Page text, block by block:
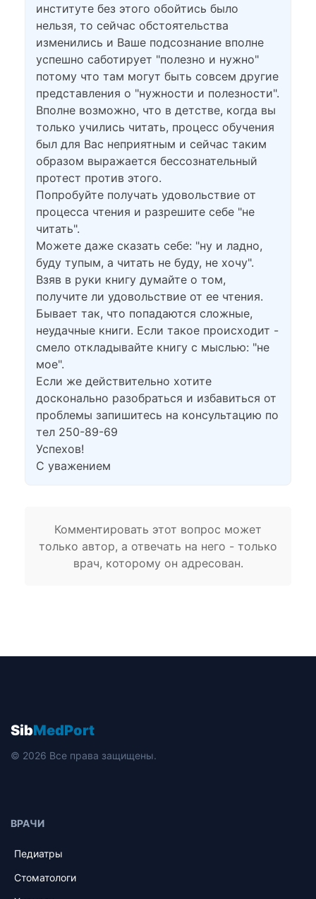
институте без этого обойтись было
нельзя, то сейчас обстоятельства
изменились и Ваше подсознание вполне
успешно саботирует "полезно и нужно"
потому что там могут быть совсем другие
представления о "нужности и полезности".
Вполне возможно, что в детстве, когда вы
только учились читать, процесс обучения
был для Вас неприятным и сейчас таким
образом выражается бессознательный
протест против этого.
Попробуйте получать удовольствие от
процесса чтения и разрешите себе "не
читать".
Можете даже сказать себе: "ну и ладно,
буду тупым, а читать не буду, не хочу".
Взяв в руки книгу думайте о том,
получите ли удовольствие от ее чтения.
Бывает так, что попадаются сложные,
неудачные книги. Если такое происходит -
смело откладывайте книгу с мыслью: "не
мое".
Если же действительно хотите
досконально разобраться и избавиться от
проблемы запишитесь на консультацию по
тел 250-89-69
Успехов!
С уважением
Комментировать этот вопрос может
только автор, а отвечать на него - только
врач, которому он адресован.
SibMedPort
© 2026 Все права защищены.
ВРАЧИ
Педиатры
Стоматологи